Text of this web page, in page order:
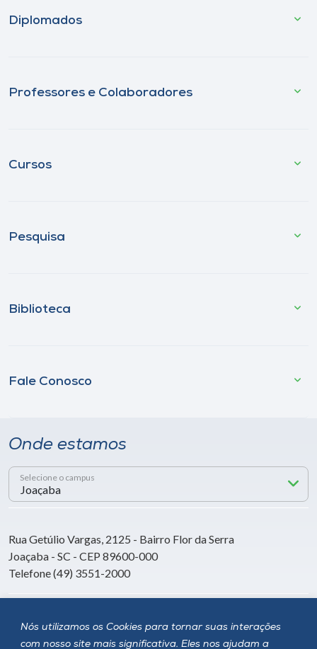
Nós utilizamos os Cookies para tornar suas interações
com nosso site mais significativa. Eles nos ajudam a
Diplomados
Professores e Colaboradores
Cursos
Pesquisa
Biblioteca
Fale Conosco
Onde estamos
Selecione o campus
Rua Getúlio Vargas, 2125 - Bairro Flor da Serra
Joaçaba - SC - CEP 89600-000
Telefone (49) 3551-2000
Siga a Unoesc